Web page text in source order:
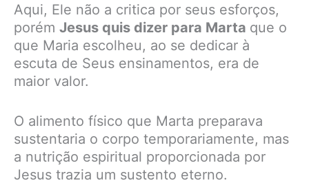
Aqui, Ele não a critica por seus esforços,
porém Jesus quis dizer para Marta que o
que Maria escolheu, ao se dedicar à
escuta de Seus ensinamentos, era de
maior valor.
O alimento físico que Marta preparava
sustentaria o corpo temporariamente, mas
a nutrição espiritual proporcionada por
Jesus trazia um sustento eterno.